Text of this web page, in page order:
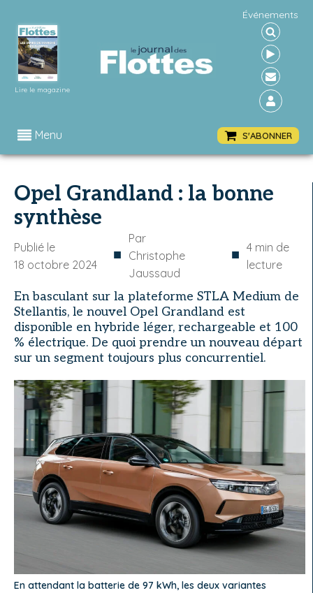
Lire le magazine
Événements
Menu S'ABONNER
Opel Grandland : la bonne
synthèse
Publié le
18 octobre 2024
■
Par
Christophe
Jaussaud
■ 4 min de
lecture
En basculant sur la plateforme STLA Medium de
Stellantis, le nouvel Opel Grandland est
disponible en hybride léger, rechargeable et 100
% électrique. De quoi prendre un nouveau départ
sur un segment toujours plus concurrentiel.
En attendant la batterie de 97 kWh, les deux variantes